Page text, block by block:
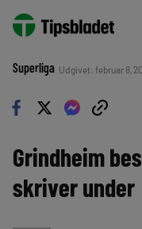
Superliga Udgivet: februar 8,
Grindheim
skriver under